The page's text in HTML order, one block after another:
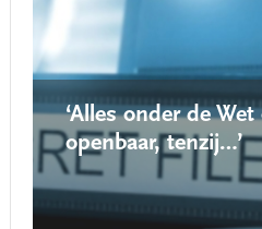
‘Alles onder de
openbaar, tenzij…’